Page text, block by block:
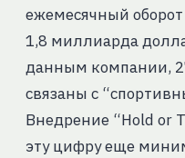
ежемесячный
1,8 миллиарда
данным компании,
связаны с
Внедрение “Hold or
эту цифру еще